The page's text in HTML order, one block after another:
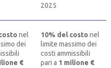
2025
nel
dei
€
10% del costo nel
limite massimo dei
costi ammissibili
pari a 1 milione €